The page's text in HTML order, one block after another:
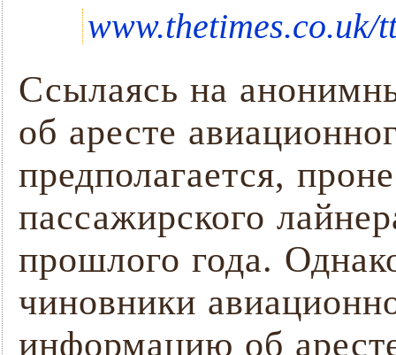
Ссылаясь на
об аресте
предполагается,
пассажирского
прошлого года.
чиновники
информацию об